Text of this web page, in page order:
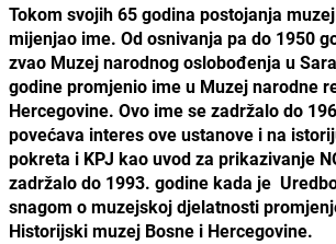
Tokom svojih 65 godina postojanja
mijenjao ime. Od osnivanja pa do 1950
zvao Muzej narodnog oslobođenja u
godine promjenio ime u Muzej narodne
Hercegovine. Ovo ime se zadržalo do
povećava interes ove ustanove i na
pokreta i KPJ kao uvod za prikazivanje
zadržalo do 1993. godine kada je
snagom o muzejskoj djelatnosti
Historijski muzej Bosne i Hercegovine.